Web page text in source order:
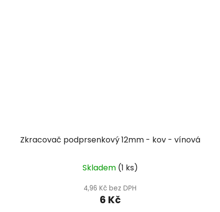
Zkracovač podprsenkový 12mm - kov - vínová
Skladem (1 ks)
4,96 Kč bez DPH
6 Kč